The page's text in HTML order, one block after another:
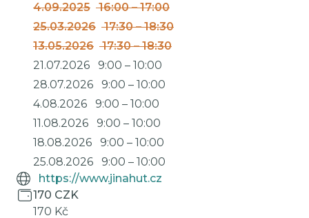
4.09.2025
16:00 – 17:00
25.03.2026
17:30 – 18:30
13.05.2026
17:30 – 18:30
21.07.2026
9:00 – 10:00
28.07.2026
9:00 – 10:00
4.08.2026
9:00 – 10:00
11.08.2026
9:00 – 10:00
18.08.2026
9:00 – 10:00
25.08.2026
9:00 – 10:00
https://www.jinahut.cz
170 CZK
170 Kč